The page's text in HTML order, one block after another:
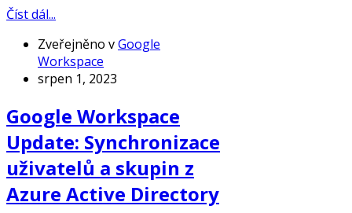
Číst dál...
Zveřejněno vGoogle
Workspace
srpen 1, 2023
Google Workspace
Update: Synchronizace
uživatelů a skupin z
Azure Active Directory